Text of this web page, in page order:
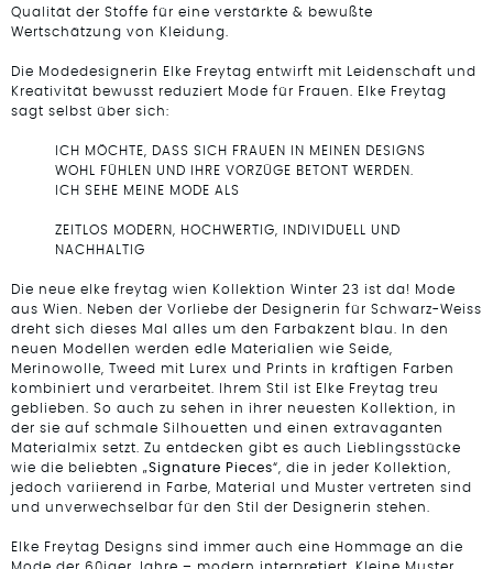
Qualität der Stoffe für eine verstärkte & bewußte
Wertschätzung von Kleidung.
Die Modedesignerin Elke Freytag entwirft mit Leidenschaft und
Kreativität bewusst reduziert Mode für Frauen. Elke Freytag
sagt selbst über sich:
ICH MÖCHTE, DASS SICH FRAUEN IN MEINEN DESIGNS
WOHL FÜHLEN UND IHRE VORZÜGE BETONT WERDEN.
ICH SEHE MEINE MODE ALS
ZEITLOS MODERN, HOCHWERTIG, INDIVIDUELL UND
NACHHALTIG
Die neue elke freytag wien Kollektion Winter 23 ist da! Mode
aus Wien. Neben der Vorliebe der Designerin für Schwarz-Weiss
dreht sich dieses Mal alles um den Farbakzent blau. In den
neuen Modellen werden edle Materialien wie Seide,
Merinowolle, Tweed mit Lurex und Prints in kräftigen Farben
kombiniert und verarbeitet. Ihrem Stil ist Elke Freytag treu
geblieben. So auch zu sehen in ihrer neuesten Kollektion, in
der sie auf schmale Silhouetten und einen extravaganten
Materialmix setzt. Zu entdecken gibt es auch Lieblingsstücke
wie die beliebten „Signature Pieces“, die in jeder Kollektion,
jedoch variierend in Farbe, Material und Muster vertreten sind
und unverwechselbar für den Stil der Designerin stehen.
Elke Freytag Designs sind immer auch eine Hommage an die
Mode der 60iger Jahre – modern interpretiert. Kleine Muster